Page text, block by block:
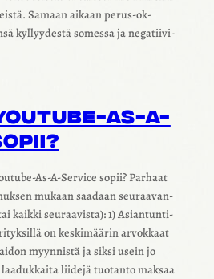
Samaan aikaan perus-ok-
kyllyy­destä somessa ja nega­tii­vi­
AS-A-
As-A-Service sopii? Parhaat
mukaan saadaan seuraa­van­
kaikki seuraa­vista): 1) Asian­tun­ti­
on keski­mää­rin arvok­kaat
myyn­nistä ja siksi usein jo
liidejä tuotanto maksaa